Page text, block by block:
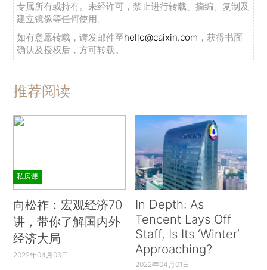
专属所有或持有。未经许可，禁止进行转载、摘编、复制及
建立镜像等任何使用。
如有意愿转载，请发邮件至hello@caixin.com ，获得书面
确认及授权后，方可转载。
推荐阅读
私房课
向松祚：宏观经济70
讲，带你了解国内外
经济大局
2022年04月06日
In Depth: As
Tencent Lays Off
Staff, Is Its ‘Winter’
Approaching?
2022年04月01日